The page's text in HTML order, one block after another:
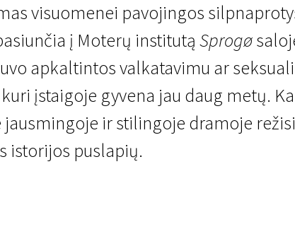
visuomenei pavojingos
į Moterų institutą Sprogø
apkaltintos valkatavimu ar
įstaigoje gyvena jau daug metų.
ir stilingoje dramoje
istorijos puslapių.